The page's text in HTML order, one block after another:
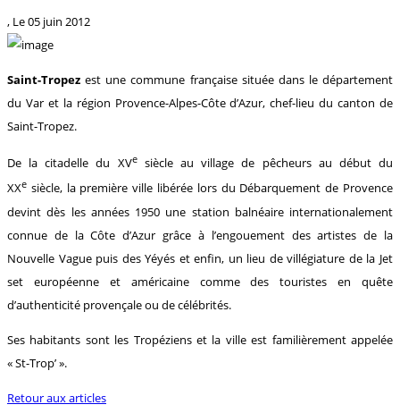
, Le05 juin 2012
Saint-Tropez est une commune française située dans le département
du Var et la région Provence-Alpes-Côte d’Azur, chef-lieu du canton de
Saint-Tropez.
De la citadelle du XVesiècle au village de pêcheurs au début du
XXe siècle, la première ville libérée lors du Débarquement de Provence
devint dès les années 1950 une station balnéaire internationalement
connue de la Côte d’Azur grâce à l’engouement des artistes de la
Nouvelle Vague puis des Yéyés et enfin, un lieu de villégiature de la Jet
set européenne et américaine comme des touristes en quête
d’authenticité provençale ou de célébrités.
Ses habitants sont les Tropéziens et la ville est familièrement appelée
« St-Trop’ ».
Retour aux articles